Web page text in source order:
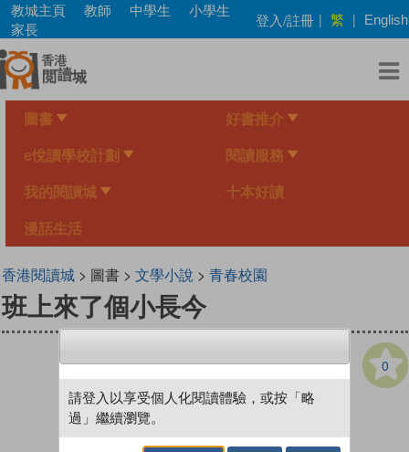
Skip
main
content
教城主頁 教師 中學生
小學生
家長
登入/註冊 | 繁 | English
圖書 好書推介
e悅讀學校計劃 閱讀服務
我的閱讀城 十本好讀
漫話生活
香港閱讀城> 圖書 > 文學小說 > 青春校園
班上來了個小長今
0
請登入以享受個人化閱讀體驗，或按「略
過」繼續瀏覽。